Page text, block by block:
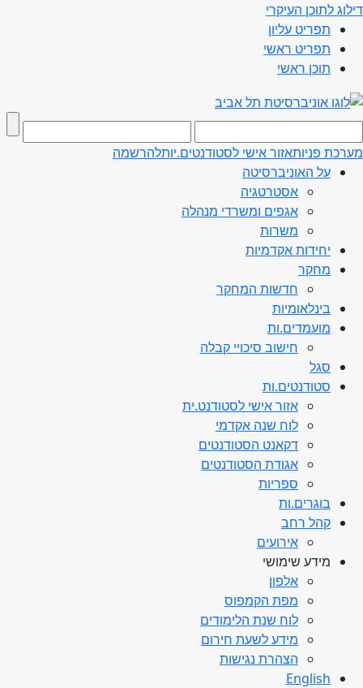
דילוג לתוכן העיקרי
תפריט עליון
תפריט ראשי
תוכן ראשי
מערכת פניותאזור אישי לסטודנטים.יותלהרשמה
על האוניברסיטה
אסטרטגיה
אגפים ומשרדי מנהלה
משרות
יחידות אקדמיות
מחקר
חדשות המחקר
בינלאומיות
מועמדים.ות
חישוב סיכויי קבלה
סגל
סטודנטים.ות
אזור אישי לסטודנט.ית
לוח שנה אקדמי
דקאנט הסטודנטים
אגודת הסטודנטים
ספריות
בוגרים.ות
קהל רחב
אירועים
מידע שימושי
אלפון
מפת הקמפוס
לוח שנת הלימודים
מידע לשעת חירום
הצהרת נגישות
English